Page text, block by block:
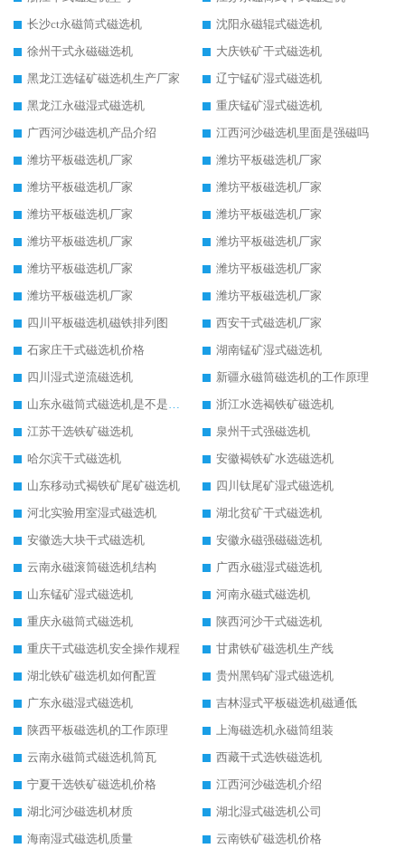
长沙ct永磁筒式磁选机
沈阳永磁辊式磁选机
徐州干式永磁磁选机
大庆铁矿干式磁选机
黑龙江选锰矿磁选机生产厂家
辽宁锰矿湿式磁选机
黑龙江永磁湿式磁选机
重庆锰矿湿式磁选机
广西河沙磁选机产品介绍
江西河沙磁选机里面是强磁吗
潍坊平板磁选机厂家
潍坊平板磁选机厂家
潍坊平板磁选机厂家
潍坊平板磁选机厂家
潍坊平板磁选机厂家
潍坊平板磁选机厂家
潍坊平板磁选机厂家
潍坊平板磁选机厂家
潍坊平板磁选机厂家
潍坊平板磁选机厂家
潍坊平板磁选机厂家
潍坊平板磁选机厂家
四川平板磁选机磁铁排列图
西安干式磁选机厂家
石家庄干式磁选机价格
湖南锰矿湿式磁选机
四川湿式逆流磁选机
新疆永磁筒磁选机的工作原理
山东永磁筒式磁选机是不是强磁
浙江水选褐铁矿磁选机
江苏干选铁矿磁选机
泉州干式强磁选机
哈尔滨干式磁选机
安徽褐铁矿水选磁选机
山东移动式褐铁矿尾矿磁选机
四川钛尾矿湿式磁选机
河北实验用室湿式磁选机
湖北贫矿干式磁选机
安徽选大块干式磁选机
安徽永磁强磁磁选机
云南永磁滚筒磁选机结构
广西永磁湿式磁选机
山东锰矿湿式磁选机
河南永磁式磁选机
重庆永磁筒式磁选机
陕西河沙干式磁选机
重庆干式磁选机安全操作规程
甘肃铁矿磁选机生产线
湖北铁矿磁选机如何配置
贵州黑钨矿湿式磁选机
广东永磁湿式磁选机
吉林湿式平板磁选机磁通低
陕西平板磁选机的工作原理
上海磁选机永磁筒组装
云南永磁筒式磁选机筒瓦
西藏干式选铁磁选机
宁夏干选铁矿磁选机价格
江西河沙磁选机介绍
湖北河沙磁选机材质
湖北湿式磁选机公司
海南湿式磁选机质量
云南铁矿磁选机价格